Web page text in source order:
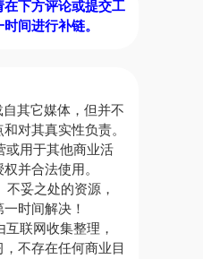
下方评论或提交工
间进行补链。
其它媒体，但并不
对其真实性负责。
或用于其他商业活
并合法使用。
妥之处的资源，
时间解决！
联网收集整理，
不存在任何商业目